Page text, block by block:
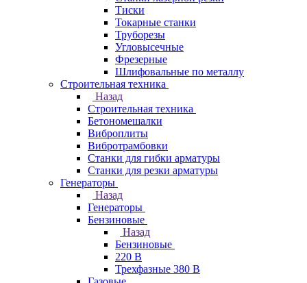
Тиски
Токарные станки
Труборезы
Угловысечные
Фрезерные
Шлифовальные по металлу
Строительная техника
Назад
Строительная техника
Бетономешалки
Виброплиты
Вибротрамбовки
Станки для гибки арматуры
Станки для резки арматуры
Генераторы
Назад
Генераторы
Бензиновые
Назад
Бензиновые
220 В
Трехфазные 380 В